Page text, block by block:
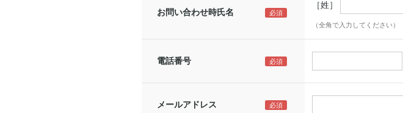
お問い合わせ時氏名
［姓］
（全角で入力してください）
電話番号
メールアドレス